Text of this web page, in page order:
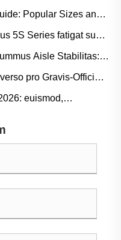
Popular Sizes and
vs. Butyl Rubber
5S Series fatigat sunt
Downtime
Aisle Stabilitas:
Tyrum Press trends
pro Gravis-Officium
euismod,